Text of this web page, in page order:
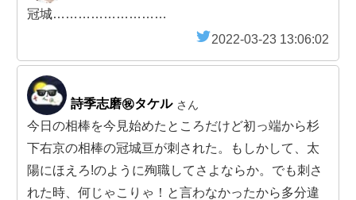
冠城………………………
2022-03-23 13:06:02
詩季志磨㊗️タケル さん
今日の相棒を今見始めたところだけど初っ端から杉
下右京の相棒の冠城亘が刺された。もしかして、太
陽にほえろ!のように殉職してさよならか。でも刺さ
れた時、何じゃこりゃ！と言わなかったから多分違